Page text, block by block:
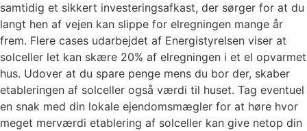
samtidig et sikkert investeringsafkast, der sørger for at du
langt hen af vejen kan slippe for elregningen mange år
frem. Flere cases udarbejdet af Energistyrelsen viser at
solceller let kan skære 20% af elregningen i et el opvarmet
hus. Udover at du spare penge mens du bor der, skaber
etableringen af solceller også værdi til huset. Tag eventuel
en snak med din lokale ejendomsmægler for at høre hvor
meget merværdi etablering af solceller kan give netop din